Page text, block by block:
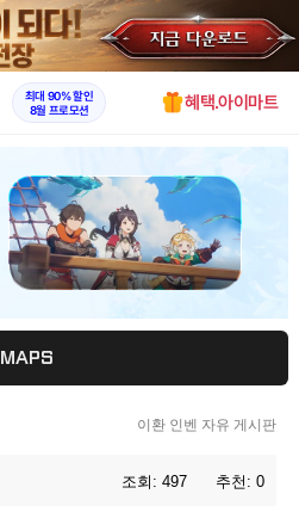
X
최대 90% 할인
8월 프로모션
혜택.아이마트
MAPS
이환 인벤 자유 게시판
조회: 497 추천: 0